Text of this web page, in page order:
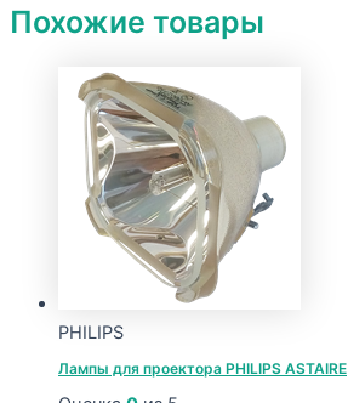
Похожие товары
PHILIPS
Лампы для проектора PHILIPS ASTAIRE